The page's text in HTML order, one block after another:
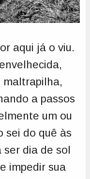
aqui já o viu.
maltrapilha,
a passos
um ou
sei do quê às
ser dia de sol
impedir sua